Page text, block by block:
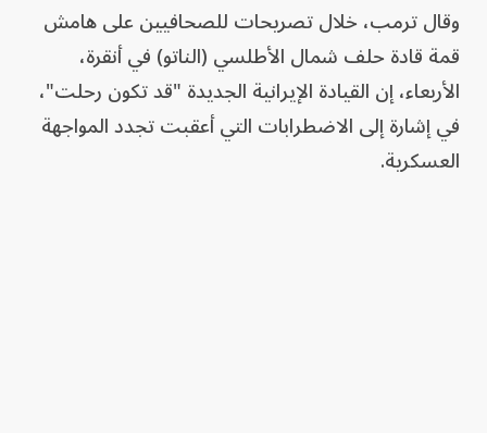
وقال ترمب، خلال تصريحات للصحافيين على هامش
قمة قادة حلف شمال الأطلسي (الناتو) في أنقرة،
الأربعاء، إن القيادة الإيرانية الجديدة "قد تكون رحلت"،
في إشارة إلى الاضطرابات التي أعقبت تجدد المواجهة
العسكرية.